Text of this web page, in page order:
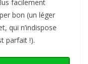
facilement
bon (un léger
qui n’indispose
parfait !).